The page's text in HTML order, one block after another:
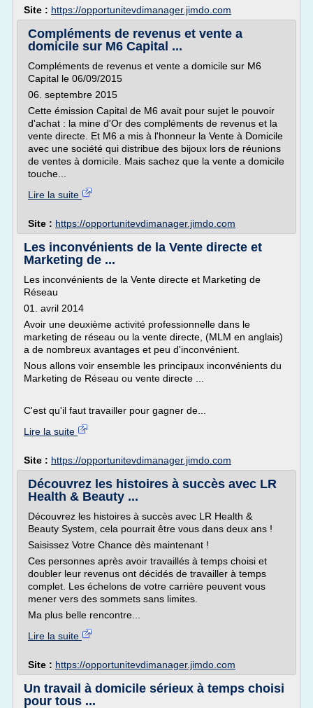
Site : https://opportunitevdimanager.jimdo.com
Compléments de revenus et vente a
domicile sur M6 Capital ...
Compléments de revenus et vente a domicile sur M6
Capital le 06/09/2015
06. septembre 2015
Cette émission Capital de M6 avait pour sujet le pouvoir
d'achat : la mine d'Or des compléments de revenus et la
vente directe. Et M6 a mis à l'honneur la Vente à Domicile
avec une société qui distribue des bijoux lors de réunions
de ventes à domicile. Mais sachez que la vente a domicile
touche...
Lire la suite
Site : https://opportunitevdimanager.jimdo.com
Les inconvénients de la Vente directe et
Marketing de ...
Les inconvénients de la Vente directe et Marketing de
Réseau
01. avril 2014
Avoir une deuxième activité professionnelle dans le
marketing de réseau ou la vente directe, (MLM en anglais)
a de nombreux avantages et peu d'inconvénient.
Nous allons voir ensemble les principaux inconvénients du
Marketing de Réseau ou vente directe ...
C'est qu'il faut travailler pour gagner de...
Lire la suite
Site : https://opportunitevdimanager.jimdo.com
Découvrez les histoires à succès avec LR
Health & Beauty ...
Découvrez les histoires à succès avec LR Health &
Beauty System, cela pourrait être vous dans deux ans !
Saisissez Votre Chance dès maintenant !
Ces personnes après avoir travaillés à temps choisi et
doubler leur revenus ont décidés de travailler à temps
complet. Les échelons de votre carrière peuvent vous
mener vers des sommets sans limites.
Ma plus belle rencontre...
Lire la suite
Site : https://opportunitevdimanager.jimdo.com
Un travail à domicile sérieux à temps choisi
pour tous ...